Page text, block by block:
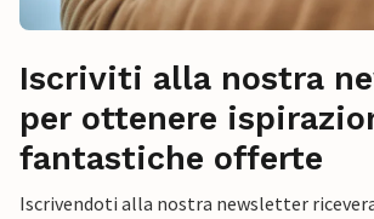
Iscriviti alla nostra
per ottenere
fantastiche offerte
Iscrivendoti alla nostra newsletter